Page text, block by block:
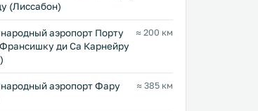
(Лиссабон)
аэропорт Порту
ди Са Карнейру
≈ 200 км
аэропорт Фару
≈ 385 км